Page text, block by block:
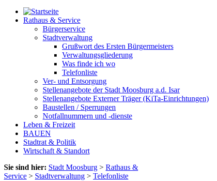
Rathaus & Service
Bürgerservice
Stadtverwaltung
Grußwort des Ersten Bürgermeisters
Verwaltungsgliederung
Was finde ich wo
Telefonliste
Ver- und Entsorgung
Stellenangebote der Stadt Moosburg a.d. Isar
Stellenangebote Externer Träger (KiTa-Einrichtungen)
Baustellen / Sperrungen
Notfallnummern und -dienste
Leben & Freizeit
BAUEN
Stadtrat & Politik
Wirtschaft & Standort
Sie sind hier: Stadt Moosburg > Rathaus &
Service > Stadtverwaltung > Telefonliste